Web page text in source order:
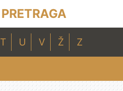
PRETRAGA
T U V Ž Z